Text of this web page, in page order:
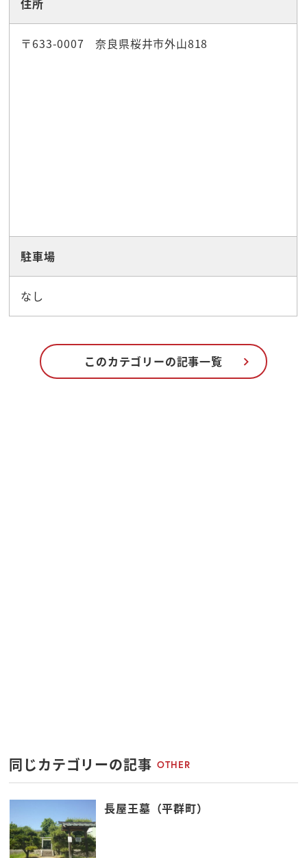
住所
〒633-0007 奈良県桜井市外山818
駐車場
なし
このカテゴリーの記事一覧
同じカテゴリーの記事 OTHER
長屋王墓（平群町）